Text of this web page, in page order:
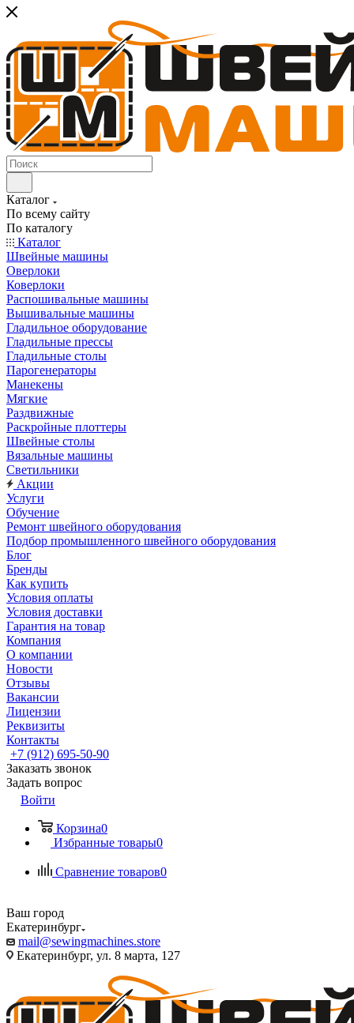
Каталог
По всему сайту
По каталогу
Каталог
Швейные машины
Оверлоки
Коверлоки
Распошивальные машины
Вышивальные машины
Гладильное оборудование
Гладильные прессы
Гладильные столы
Парогенераторы
Манекены
Мягкие
Раздвижные
Раскройные плоттеры
Швейные столы
Вязальные машины
Светильники
Акции
Услуги
Обучение
Ремонт швейного оборудования
Подбор промышленного швейного оборудования
Блог
Бренды
Как купить
Условия оплаты
Условия доставки
Гарантия на товар
Компания
О компании
Новости
Отзывы
Вакансии
Лицензии
Реквизиты
Контакты
+7 (912) 695-50-90
Заказать звонок
Задать вопрос
Войти
Корзина0
Избранные товары0
Сравнение товаров0
Ваш город
Екатеринбург
mail@sewingmachines.store
Екатеринбург, ул. 8 марта, 127